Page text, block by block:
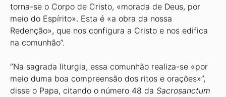
torna-se o Corpo de Cristo, «morada de Deus, por
meio do Espírito». Esta é «a obra da nossa
Redenção», que nos configura a Cristo e nos edifica
na comunhão”.
“Na sagrada liturgia, essa comunhão realiza-se «por
meio duma boa compreensão dos ritos e orações»”,
disse o Papa, citando o número 48 da Sacrosanctum